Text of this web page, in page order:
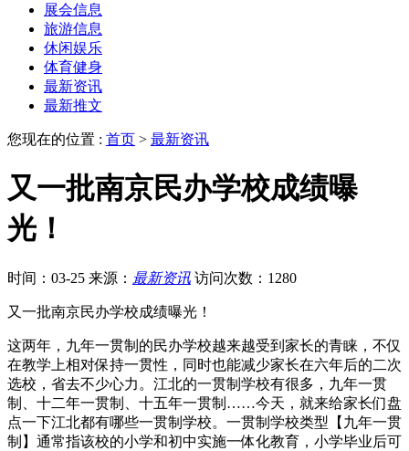
展会信息
旅游信息
休闲娱乐
体育健身
最新资讯
最新推文
您现在的位置 : 首页 > 最新资讯
又一批南京民办学校成绩曝
光！
时间：03-25 来源： 最新资讯 访问次数：1280
又一批南京民办学校成绩曝光！
这两年，九年一贯制的民办学校越来越受到家长的青睐，不仅
在教学上相对保持一贯性，同时也能减少家长在六年后的二次
选校，省去不少心力。江北的一贯制学校有很多，九年一贯
制、十二年一贯制、十五年一贯制……今天，就来给家长们盘
点一下江北都有哪些一贯制学校。一贯制学校类型【九年一贯
制】通常指该校的小学和初中实施一体化教育，小学毕业后可